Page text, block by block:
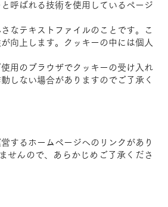
呼ばれる技術を使用しているページ
なテキストファイルのことです。こ
向上します。クッキーの中には個人
用のブラウザでクッキーの受け入れ
しない場合がありますのでご了承く
するホームページへのリンクがあり
せんので、あらかじめご了承くださ